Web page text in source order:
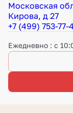
Московская
Кирова, д 27
+7 (499) 753-77-
Ежедневно : с